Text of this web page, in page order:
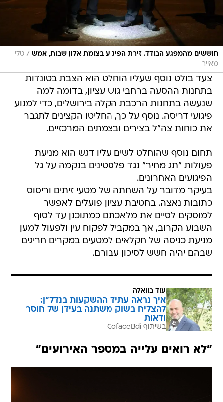
חוששים מהמפגע הבודד. זירת הפיגוע בצומת אלון שבות, אמש / טלי
מאייר
צעד בולט נוסף שעליו הוחלט הוא הצבת בטונדות
בתחנות ההסעה ברחבי גוש עציון, בדומה למה
שנעשה בתחנות הרכבת הקלה בירושלים, כדי למנוע
פיגועי דריסה. נוסף על כך, החליטו הקצינים לתגבר
את כוחות צה"ל בצירים ובצמתים המרכזיים.
תחום נוסף שהוחלט לשים עליו דגש הוא מניעת
פעולות "תג מחיר" נגד פלסטינים בנקמה על גל
הפיגועים האחרונים.
בעיקר מדובר על השחתה של מטעי זיתים וריסוס
כתובות נאצה. בחטיבת עציון פועלים לאפשר
למוסקים לסיים את מלאכתם כמתוכנן עד לסוף
השבוע הקרוב, אך במקביל לפקוח עין ולפעול למען
מניעת כניסה של חקלאים למטעים במקרים חריגים
שבהם יהיה חשש לסיכון עבורם.
עוד בוואלה
איך נראה עתיד ההשקעות בנדל"ן:
להצליח בשוק משתנה בעידן של חוסר
ודאות
בשיתוף CofaceBdi
"לא רואים עלייה במספר האירועים"